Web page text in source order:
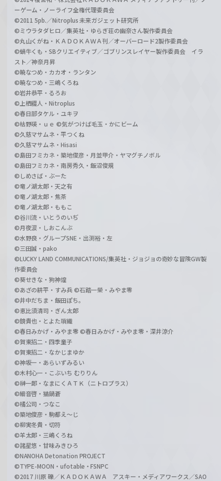
ーゲーム・ノーライフ全権代理委員会
©2011 5pb.／Nitroplus 未来ガジェット研究所
©ミウラタダヒロ／集英社・ゆらぎ荘の幽奈さん製作委員会
©丸山くがね・ＫＡＤＯＫＡＷＡ刊／オーバーロード2製作委員会
©蝸牛くも・SBクリエイティブ／ゴブリンスレイヤー製作委員会 イラ
スト／神奈月昇
©暁なつめ・カカオ・ランタン
©暁なつめ・三嶋くろね
©岩井恭平・るろお
©上栖綴人・Nitroplus
©春日部タケル・ユキヲ
©枯野瑛・ｕｅ ©気がつけば毛玉・かにビーム
©久慈マサムネ・平つくね
©久慈マサムネ・Hisasi
©島田フミカネ・築地俊彦・月並甲介・ヤマグチノボル
©島田フミカネ・南房秀久・飯沼俊規
©しめさば・ぶーた
©竜ノ湖太郎・天之有
©竜ノ湖太郎・焦茶
©竜ノ湖太郎・ももこ
©谷川流・いとうのいぢ
©月夜涙・しおこんぶ
©水野良・グループSNE・出渕裕・左
©三田誠・pako
©LUCKY LAND COMMUNICATIONS/集英社・ジョジョの奇妙な冒険GW製
作委員会
©葵せきな・狗神煌
©あざの耕平・すみ兵 ©石踏一榮・みやま零
©井中だちま・飯田ぽち。
©恵比須清司・ぎん太郎
©鏡貴也・とよた瑣織
©春日みかげ・みやま零 ©春日みかげ・みやま零・深井涼介
©賀東招二・四季童子
©賀東招二・なかじまゆか
©神坂一・あらいずみるい
©木村心一・こぶいち むりりん
©榊一郎・なまにくＡＴＫ（ニトロプラス）
©細音啓・猫鍋蒼
©橘公司・つなこ
©築地俊彦・駒都え～じ
©柳実冬貴・切符
©羊太郎・三嶋くろね
©諸星悠・甘味みきひろ
©NANOHA Detonation PROJECT
©TYPE-MOON・ufotable・FSNPC
©2017 川原 礫／ＫＡＤＯＫＡＷＡ アスキー・メディアワークス／SAO